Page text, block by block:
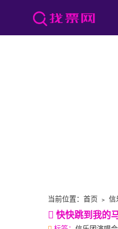
当前位置： 首页 ﹥ 信
快快跳到我的